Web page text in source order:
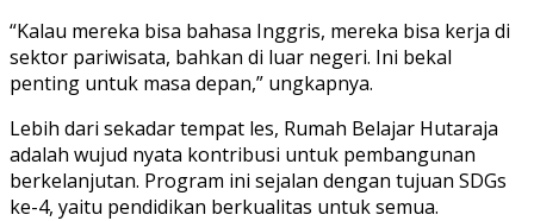
“Kalau mereka bisa bahasa Inggris, mereka bisa kerja di
sektor pariwisata, bahkan di luar negeri. Ini bekal
penting untuk masa depan,” ungkapnya.
Lebih dari sekadar tempat les, Rumah Belajar Hutaraja
adalah wujud nyata kontribusi untuk pembangunan
berkelanjutan. Program ini sejalan dengan tujuan SDGs
ke-4, yaitu pendidikan berkualitas untuk semua.